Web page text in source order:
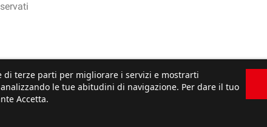
di terze parti per migliorare i servizi e mostrarti
le tue abitudini di navigazione. Per dare il tuo
Accetta.